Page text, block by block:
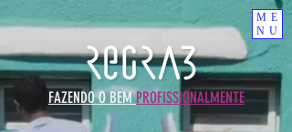
ME
NU
FAZENDO O BEMPROFISSIONALMENTE